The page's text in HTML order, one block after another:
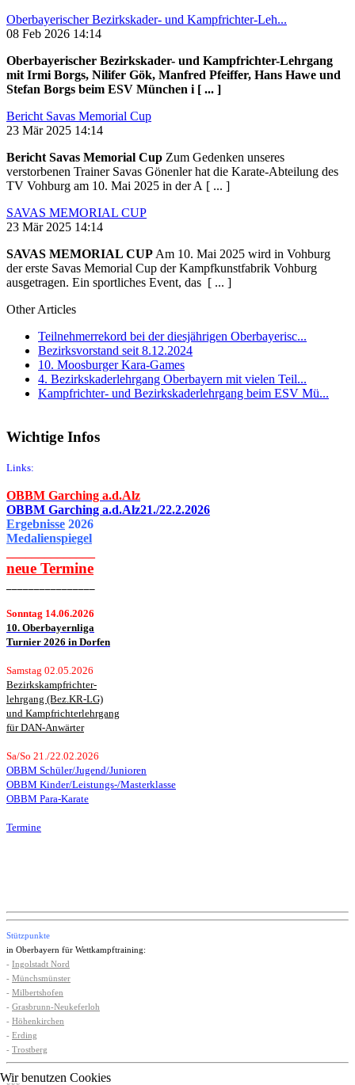
Oberbayerischer Bezirkskader- und Kampfrichter-Leh...
08 Feb 2026 14:14
Oberbayerischer Bezirkskader- und Kampfrichter-Lehrgang
mit Irmi Borgs, Nilifer Gök, Manfred Pfeiffer, Hans Hawe und
Stefan Borgs beim ESV München i [ ... ]
Bericht Savas Memorial Cup
23 Mär 2025 14:14
Bericht Savas Memorial Cup Zum Gedenken unseres
verstorbenen Trainer Savas Gönenler hat die Karate-Abteilung des
TV Vohburg am 10. Mai 2025 in der A [ ... ]
SAVAS MEMORIAL CUP
23 Mär 2025 14:14
SAVAS MEMORIAL CUP Am 10. Mai 2025 wird in Vohburg
der erste Savas Memorial Cup der Kampfkunstfabrik Vohburg
ausgetragen. Ein sportliches Event, das [ ... ]
Other Articles
Teilnehmerrekord bei der diesjährigen Oberbayerisc...
Bezirksvorstand seit 8.12.2024
10. Moosburger Kara-Games
4. Bezirkskaderlehrgang Oberbayern mit vielen Teil...
Kampfrichter- und Bezirkskaderlehrgang beim ESV Mü...
Wichtige Infos
Links:
OBBM Garching a.d.Alz
OBBM Garching a.d.Alz21./22.2.2026
Ergebnisse 2026
Medalienspiegel
neue Termine
Sonntag 14.06.2026
10. Oberbayernliga
Turnier 2026 in Dorfen
Samstag 02.05.2026
Bezirkskampfrichter-
lehrgang (Bez.KR-LG)
und Kampfrichterlehrgang
für DAN-Anwärter
Sa/So 21./22.02.2026
OBBM Schüler/Jugend/Junioren
OBBM Kinder/Leistungs-/Masterklasse
OBBM Para-Karate
Termine
Stützpunkte
in Oberbayern für Wettkampftraining:
- Ingolstadt Nord
- Münchsmünster
- Milbertshofen
- Grasbrunn-Neukeferloh
- Höhenkirchen
- Erding
- Trostberg
Wir benutzen Cookies